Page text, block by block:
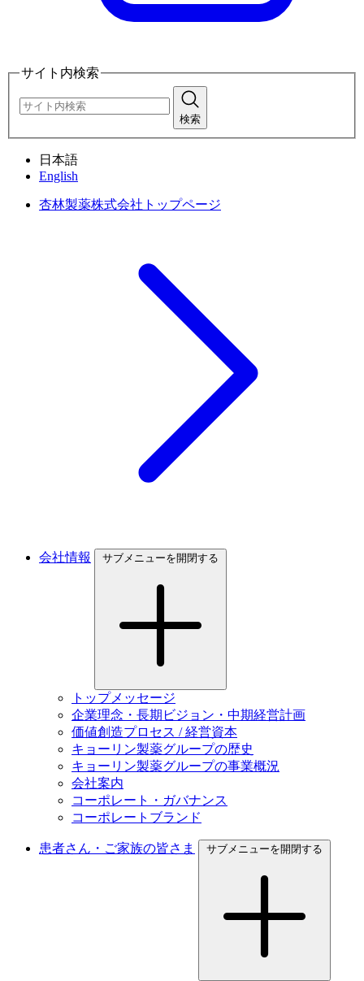
サイト内検索
検索
日本語
English
杏林製薬株式会社トップページ
会社情報 サブメニューを開閉する
トップメッセージ
企業理念・長期ビジョン・中期経営計画
価値創造プロセス / 経営資本
キョーリン製薬グループの歴史
キョーリン製薬グループの事業概況
会社案内
コーポレート・ガバナンス
コーポレートブランド
患者さん・ご家族の皆さま サブメニューを開閉する